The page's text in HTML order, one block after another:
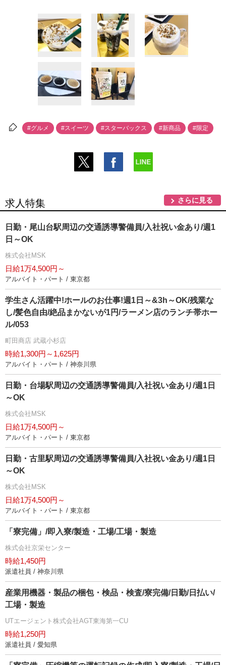
#グルメ #スイーツ #スターバックス #新商品 #限定
求人特集 さらに見る
日勤・尾山台駅周辺の交通誘導警備員/入社祝い金あり/週1
日～OK
株式会社MSK
日給1万4,500円～
アルバイト・パート / 東京都
学生さん活躍中!ホールのお仕事!週1日～&3h～OK/残業な
し/髪色自由/絶品まかないが1円/ラーメン店のランチ帯ホー
ル/053
町田商店 武蔵小杉店
時給1,300円～1,625円
アルバイト・パート / 神奈川県
日勤・台場駅周辺の交通誘導警備員/入社祝い金あり/週1日
～OK
株式会社MSK
日給1万4,500円～
アルバイト・パート / 東京都
日勤・古里駅周辺の交通誘導警備員/入社祝い金あり/週1日
～OK
株式会社MSK
日給1万4,500円～
アルバイト・パート / 東京都
「寮完備」/即入寮/製造・工場/工場・製造
株式会社京栄センター
時給1,450円
派遣社員 / 神奈川県
産業用機器・製品の梱包・検品・検査/寮完備/日勤/日払い/
工場・製造
UTエージェント株式会社AGT東海第一CU
時給1,250円
派遣社員 / 愛知県